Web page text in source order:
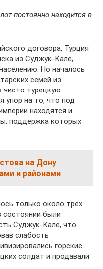
постоянно находится в
договора, Турция
из Суджук-Кале,
Но началось
семей из
чисто турецкую
упор на то, что под
находятся и
поддержка которых
на Дону
и районами
только около трех
состоянии были
Суджук-Кале, что
слабость
горские
солдат и продавали